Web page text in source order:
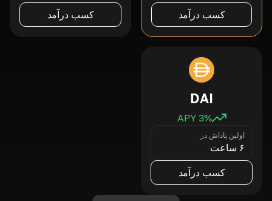
کسب درآمد کسب درآمد
DAI
3% APY
اولین پاداش در
۶ ساعت
کسب درآمد